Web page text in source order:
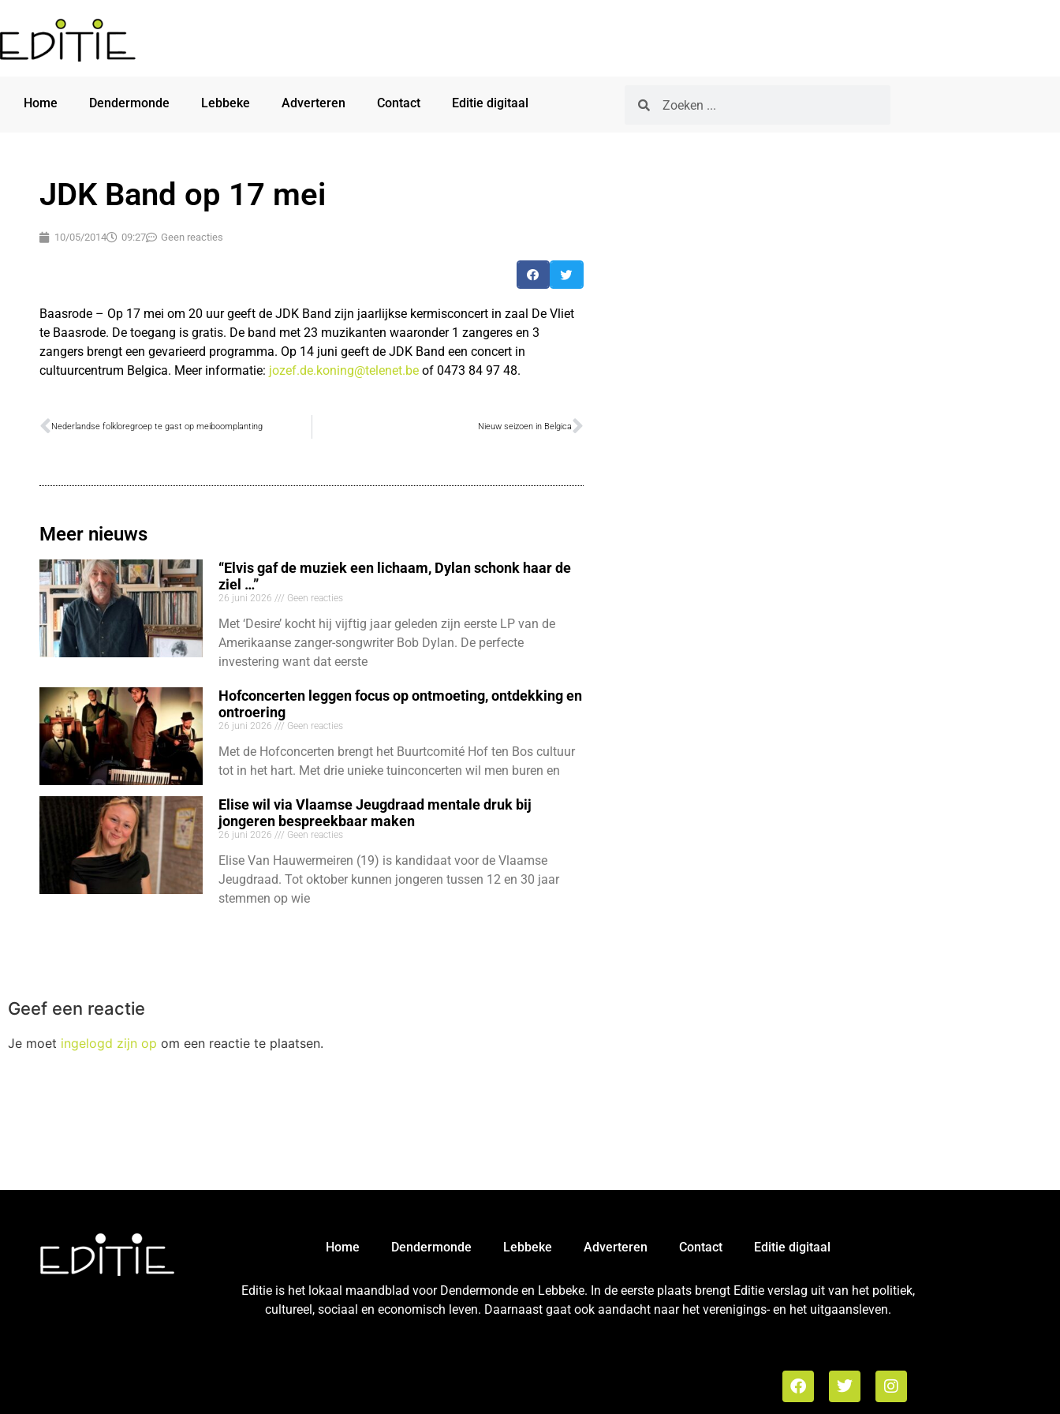
Home Dendermonde Lebbeke Adverteren Contact Editie digitaal
JDK Band op 17 mei
10/05/2014 09:27 Geen reacties
Baasrode – Op 17 mei om 20 uur geeft de JDK Band zijn jaarlijkse kermisconcert in zaal De Vliet
te Baasrode. De toegang is gratis. De band met 23 muzikanten waaronder 1 zangeres en 3
zangers brengt een gevarieerd programma. Op 14 juni geeft de JDK Band een concert in
cultuurcentrum Belgica. Meer informatie: jozef.de.koning@telenet.be of 0473 84 97 48.
Nederlandse folkloregroep te gast op meiboomplanting Nieuw seizoen in Belgica
Meer nieuws
“Elvis gaf de muziek een lichaam, Dylan schonk haar de
ziel …”
26 juni 2026 Geen reacties
Met ‘Desire’ kocht hij vijftig jaar geleden zijn eerste LP van de
Amerikaanse zanger-songwriter Bob Dylan. De perfecte
investering want dat eerste
Hofconcerten leggen focus op ontmoeting, ontdekking en
ontroering
26 juni 2026 Geen reacties
Met de Hofconcerten brengt het Buurtcomité Hof ten Bos cultuur
tot in het hart. Met drie unieke tuinconcerten wil men buren en
Elise wil via Vlaamse Jeugdraad mentale druk bij
jongeren bespreekbaar maken
26 juni 2026 Geen reacties
Elise Van Hauwermeiren (19) is kandidaat voor de Vlaamse
Jeugdraad. Tot oktober kunnen jongeren tussen 12 en 30 jaar
stemmen op wie
Geef een reactie
Je moet ingelogd zijn op om een reactie te plaatsen.
Home Dendermonde Lebbeke Adverteren Contact Editie digitaal
Editie is het lokaal maandblad voor Dendermonde en Lebbeke. In de eerste plaats brengt Editie verslag uit van het politiek,
cultureel, sociaal en economisch leven. Daarnaast gaat ook aandacht naar het verenigings- en het uitgaansleven.